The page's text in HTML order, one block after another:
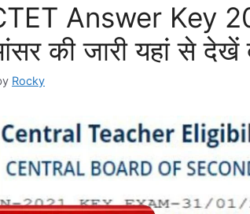
Answer Key
की जारी यहां से देखें
Rocky